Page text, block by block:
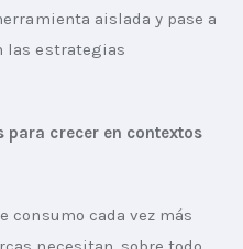
aislada y pase a
las estrategias
para crecer en contextos
consumo cada vez más